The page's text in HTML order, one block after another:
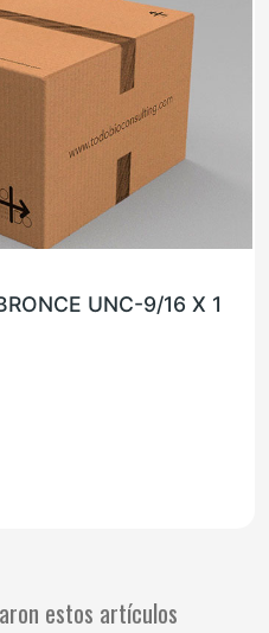
UNC-9/16 X 1
estos artículos